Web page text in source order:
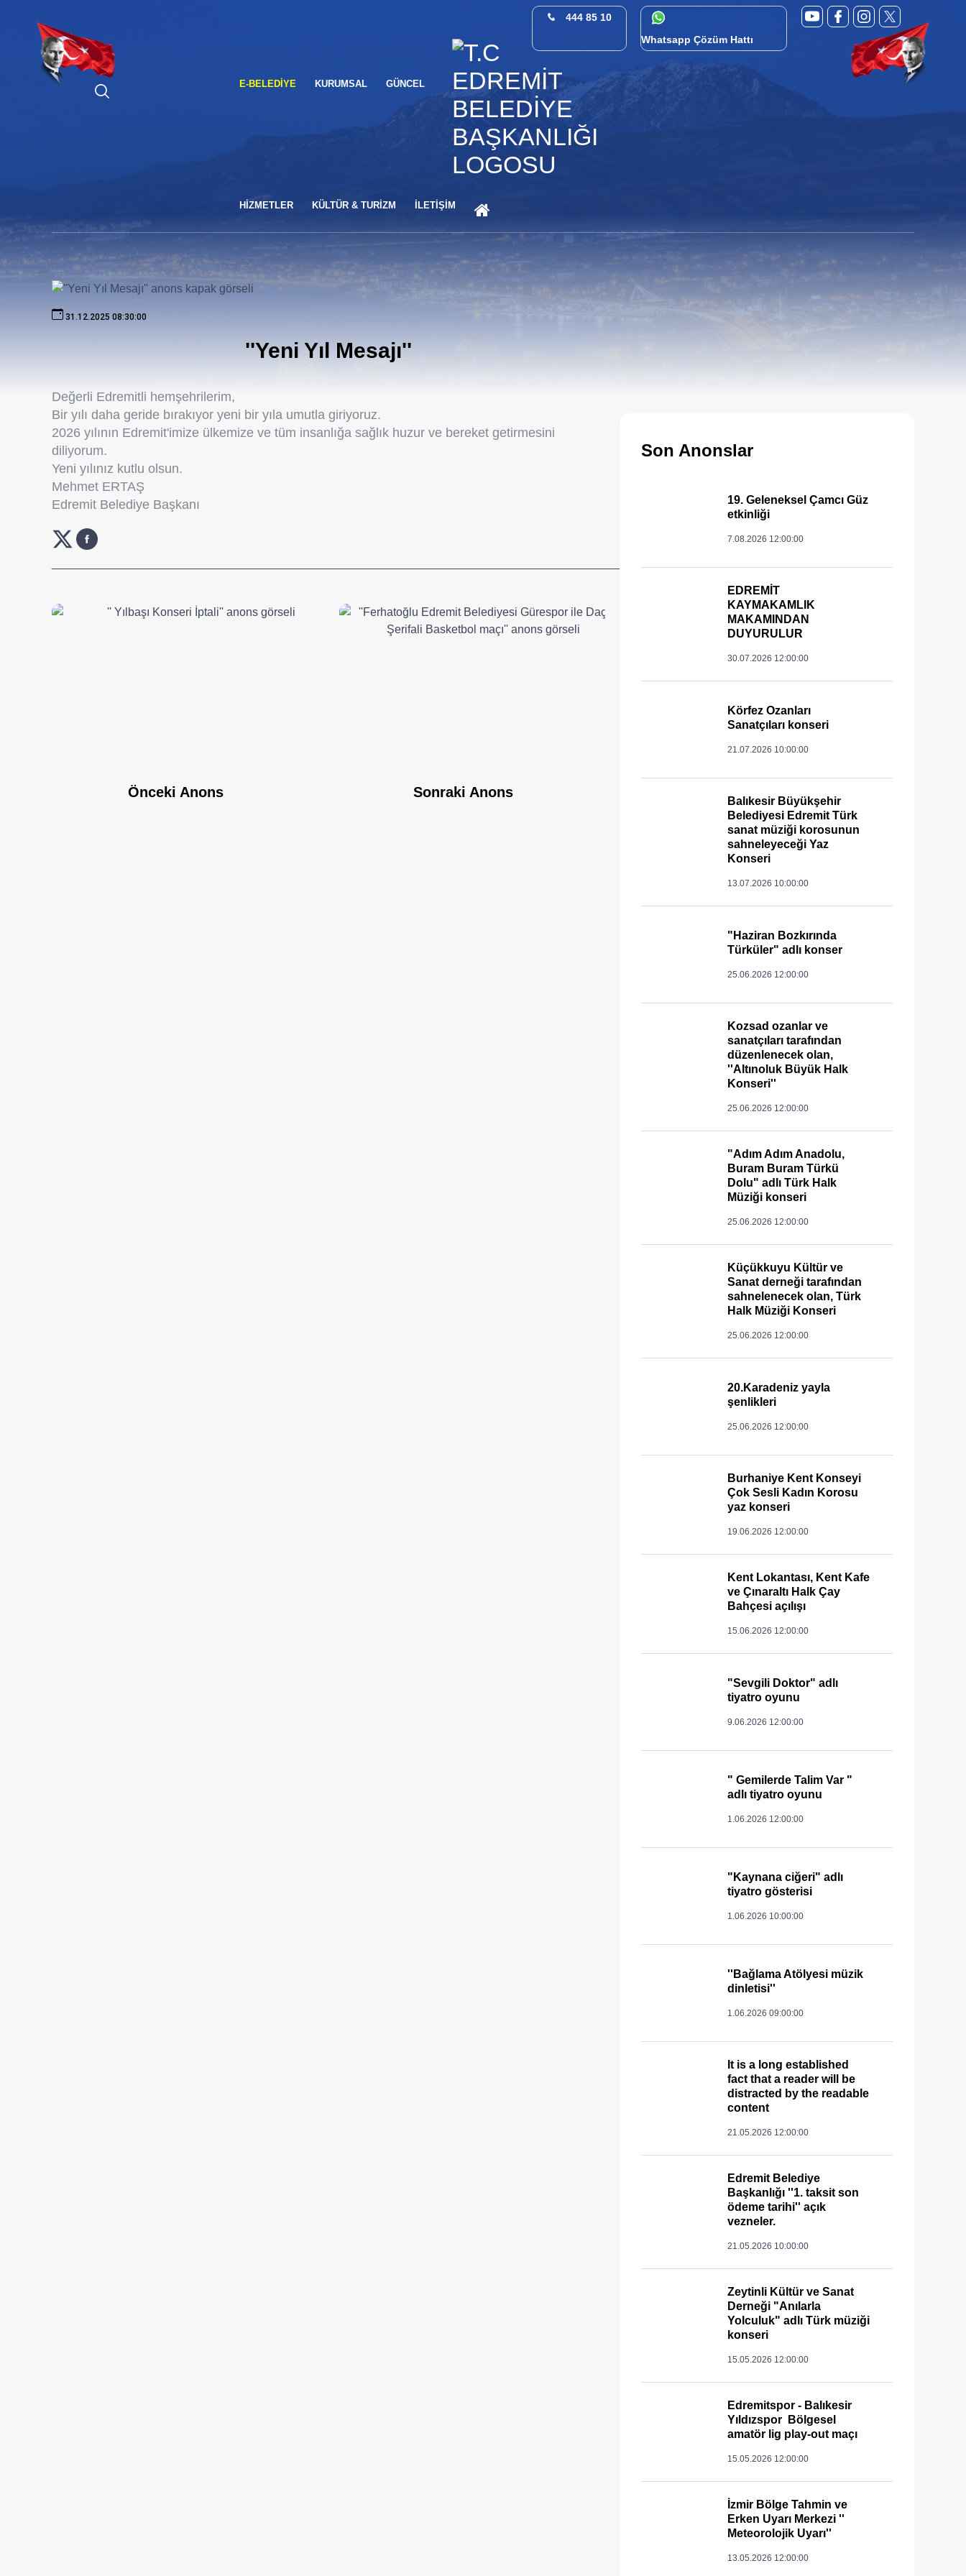
444 85 10
Whatsapp Çözüm Hattı
E-BELEDIYE KURUMSAL GÜNCEL
HİZMETLER KÜLTÜR & TURİZM İLETİŞİM
31.12.2025 08:30:00
''Yeni Yıl Mesajı''
Değerli Edremitli hemşehrilerim,
Bir yılı daha geride bırakıyor yeni bir yıla umutla giriyoruz.
2026 yılının Edremit'imize ülkemize ve tüm insanlığa sağlık huzur ve bereket getirmesini
diliyorum.
Yeni yılınız kutlu olsun.
Mehmet ERTAŞ
Edremit Belediye Başkanı
Önceki Anons Sonraki Anons
Son Anonslar
19. Geleneksel Çamcı Güz
etkinliği
7.08.2026 12:00:00
EDREMİT
KAYMAKAMLIK
MAKAMINDAN
DUYURULUR
30.07.2026 12:00:00
Körfez Ozanları
Sanatçıları konseri
21.07.2026 10:00:00
Balıkesir Büyükşehir
Belediyesi Edremit Türk
sanat müziği korosunun
sahneleyeceği Yaz
Konseri
13.07.2026 10:00:00
"Haziran Bozkırında
Türküler" adlı konser
25.06.2026 12:00:00
Kozsad ozanlar ve
sanatçıları tarafından
düzenlenecek olan,
''Altınoluk Büyük Halk
Konseri''
25.06.2026 12:00:00
"Adım Adım Anadolu,
Buram Buram Türkü
Dolu" adlı Türk Halk
Müziği konseri
25.06.2026 12:00:00
Küçükkuyu Kültür ve
Sanat derneği tarafından
sahnelenecek olan, Türk
Halk Müziği Konseri
25.06.2026 12:00:00
20.Karadeniz yayla
şenlikleri
25.06.2026 12:00:00
Burhaniye Kent Konseyi
Çok Sesli Kadın Korosu
yaz konseri
19.06.2026 12:00:00
Kent Lokantası, Kent Kafe
ve Çınaraltı Halk Çay
Bahçesi açılışı
15.06.2026 12:00:00
"Sevgili Doktor" adlı
tiyatro oyunu
9.06.2026 12:00:00
" Gemilerde Talim Var "
adlı tiyatro oyunu
1.06.2026 12:00:00
"Kaynana ciğeri" adlı
tiyatro gösterisi
1.06.2026 10:00:00
''Bağlama Atölyesi müzik
dinletisi''
1.06.2026 09:00:00
It is a long established
fact that a reader will be
distracted by the readable
content
21.05.2026 12:00:00
Edremit Belediye
Başkanlığı ''1. taksit son
ödeme tarihi'' açık
vezneler.
21.05.2026 10:00:00
Zeytinli Kültür ve Sanat
Derneği "Anılarla
Yolculuk" adlı Türk müziği
konseri
15.05.2026 12:00:00
Edremitspor - Balıkesir
Yıldızspor Bölgesel
amatör lig play-out maçı
15.05.2026 12:00:00
İzmir Bölge Tahmin ve
Erken Uyarı Merkezi ''
Meteorolojik Uyarı''
13.05.2026 12:00:00